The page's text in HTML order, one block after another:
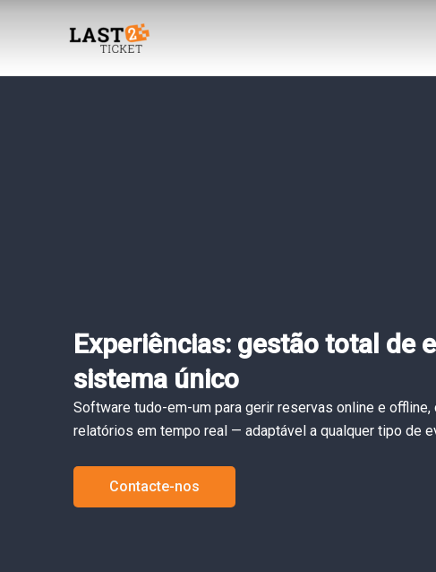
Experiências: gestão total de
sistema único
Software tudo-em-um para gerir reservas online e
relatórios em tempo real — adaptável a qualquer tipo de
Contacte-nos